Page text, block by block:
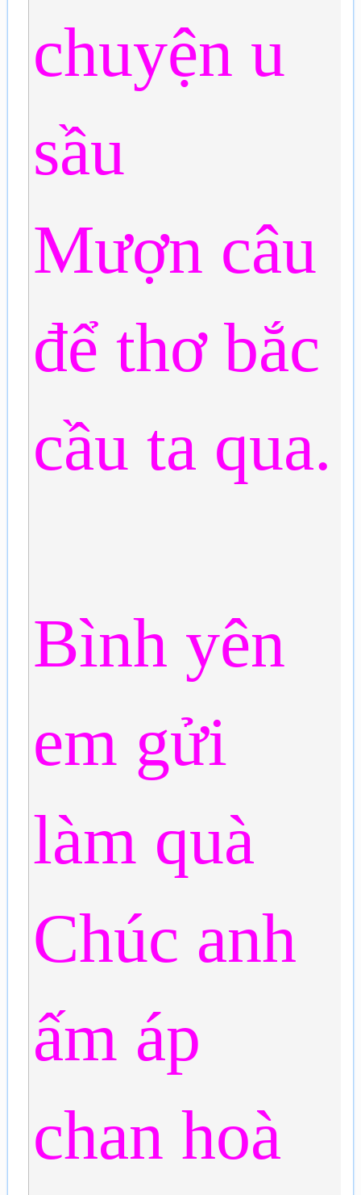
chuyện u
sầu
Mượn câu
để thơ bắc
cầu ta qua.
Bình yên
em gửi
làm quà
Chúc anh
ấm áp
chan hoà